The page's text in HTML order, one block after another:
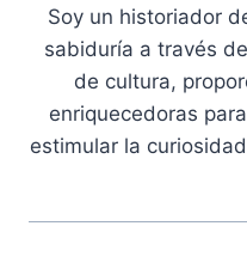
Soy un historiador
sabiduría a través
de cultura,
enriquecedoras
estimular la